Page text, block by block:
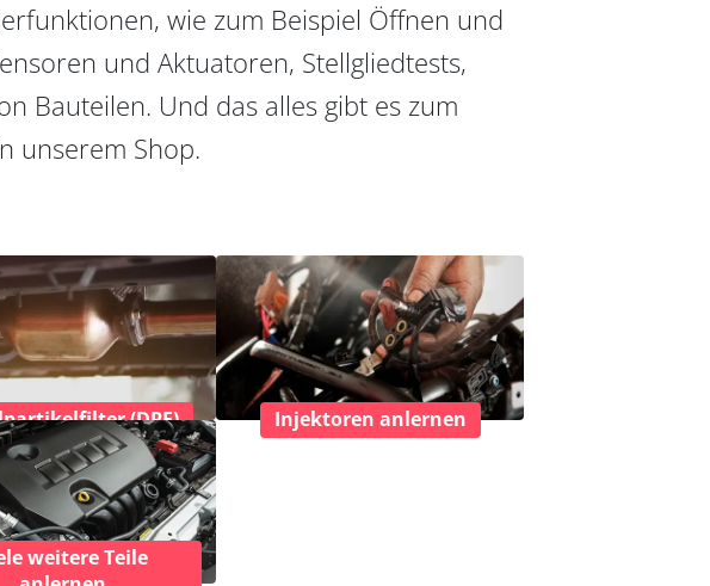
wie zum Beispiel Öffnen und
und Aktuatoren, Stellgliedtests,
Bauteilen. Und das alles gibt es zum
unserem Shop.
(DPF) Injektoren anlernen
weitere Teile